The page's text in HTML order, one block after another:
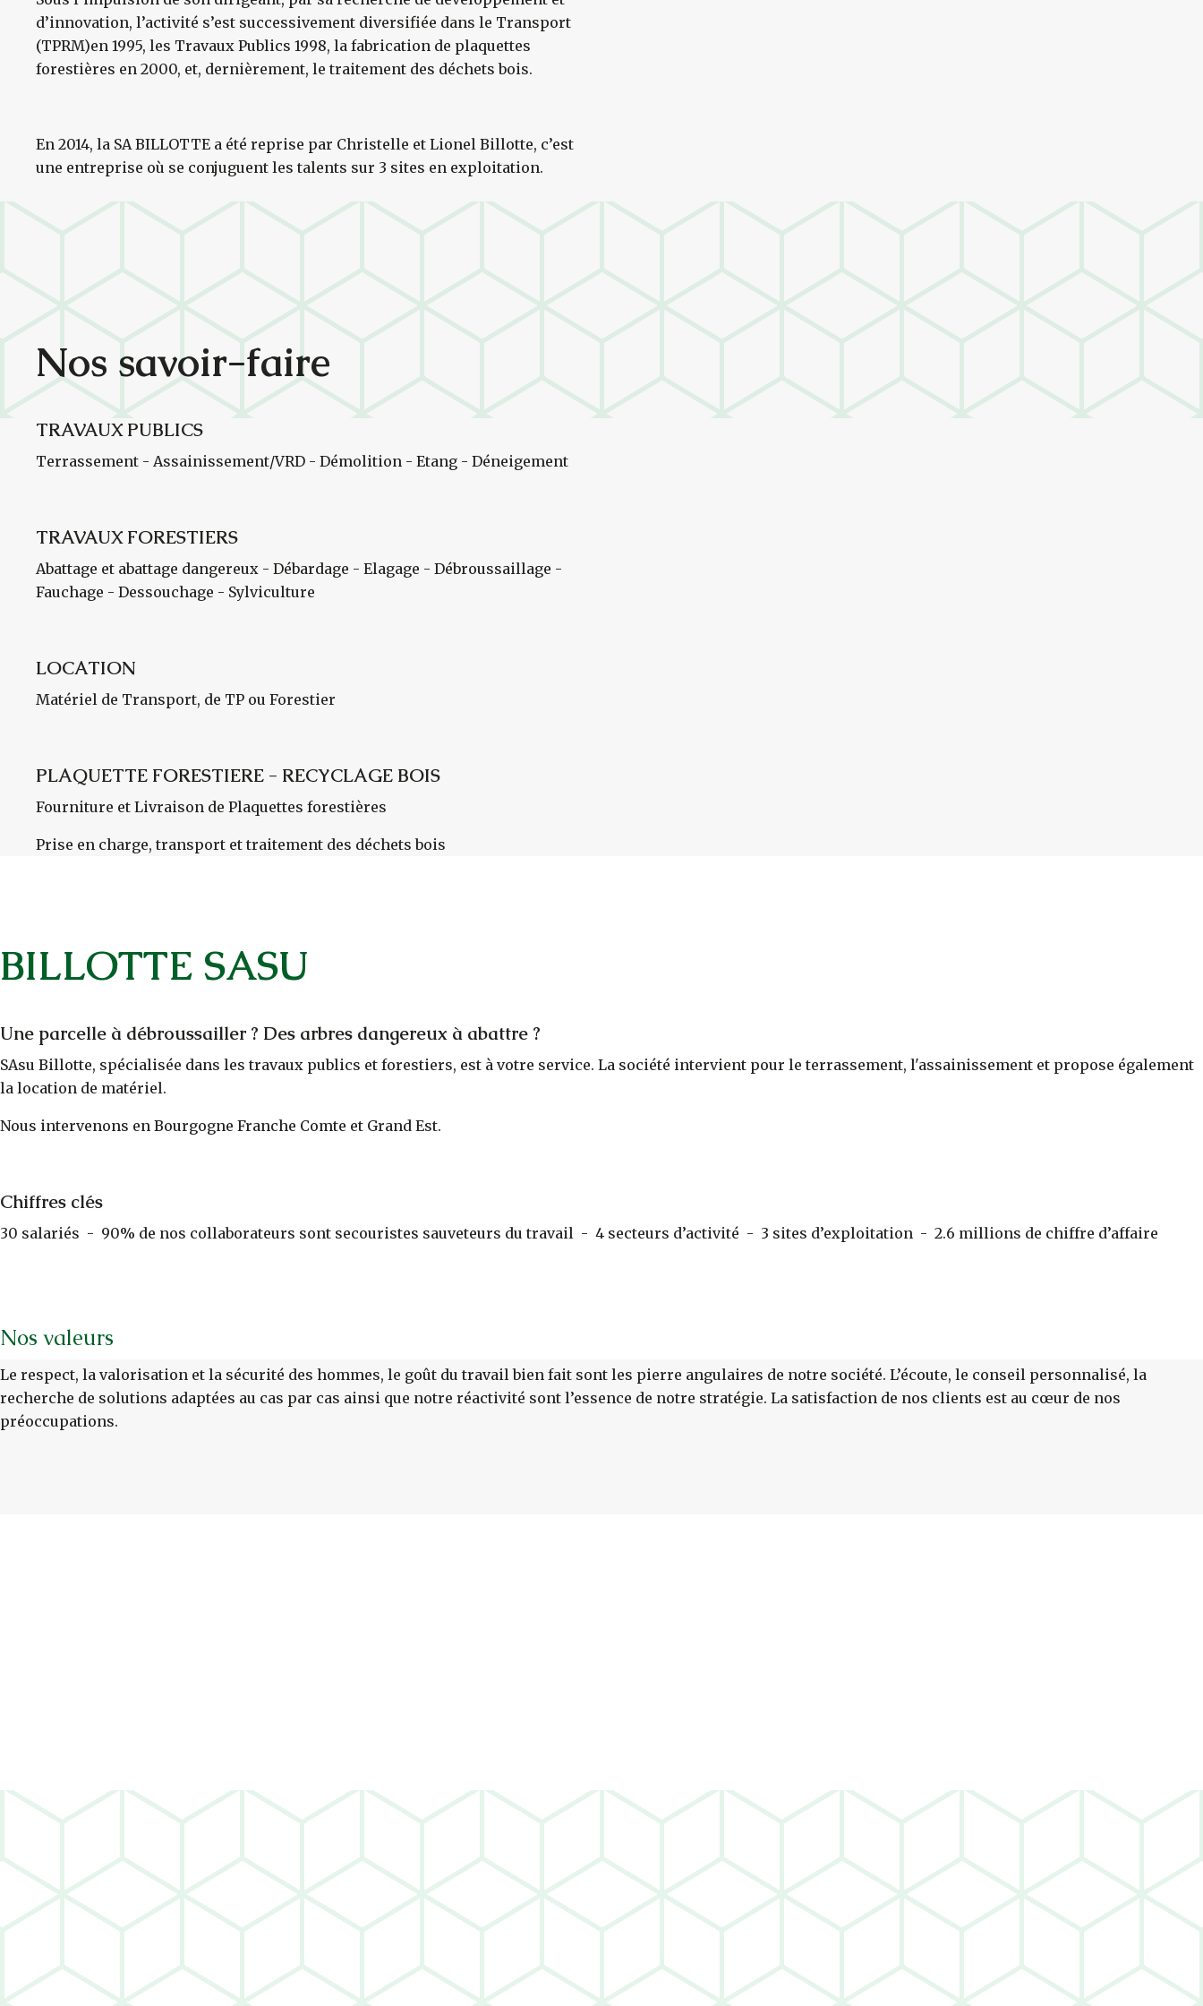
d’innovation, l’activité s’est successivement diversifiée dans le Transport
(TPRM)en 1995, les Travaux Publics 1998, la fabrication de plaquettes
forestières en 2000, et, dernièrement, le traitement des déchets bois.
En 2014, la SA BILLOTTE a été reprise par Christelle et Lionel Billotte, c’est
une entreprise où se conjuguent les talents sur 3 sites en exploitation.
Nos savoir-faire
TRAVAUX PUBLICS
Terrassement - Assainissement/VRD - Démolition - Etang - Déneigement
TRAVAUX FORESTIERS
Abattage et abattage dangereux - Débardage - Elagage - Débroussaillage -
Fauchage - Dessouchage - Sylviculture
LOCATION
Matériel de Transport, de TP ou Forestier
PLAQUETTE FORESTIERE - RECYCLAGE BOIS
Fourniture et Livraison de Plaquettes forestières
Prise en charge, transport et traitement des déchets bois
BILLOTTE SASU
Une parcelle à débroussailler ? Des arbres dangereux à abattre ?
SAsu Billotte, spécialisée dans les travaux publics et forestiers, est à votre service. La société intervient pour le terrassement, l'assainissement et propose également
la location de matériel.
Nous intervenons en Bourgogne Franche Comte et Grand Est.
Chiffres clés
30 salariés - 90% de nos collaborateurs sont secouristes sauveteurs du travail - 4 secteurs d’activité - 3 sites d’exploitation - 2.6 millions de chiffre d’affaire
Nos valeurs
Le respect, la valorisation et la sécurité des hommes, le goût du travail bien fait sont les pierre angulaires de notre société. L’écoute, le conseil personnalisé, la
recherche de solutions adaptées au cas par cas ainsi que notre réactivité sont l’essence de notre stratégie. La satisfaction de nos clients est au cœur de nos
préoccupations.